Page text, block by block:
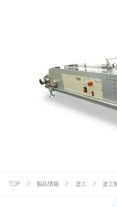
TOP 製品情報 塗工 塗工